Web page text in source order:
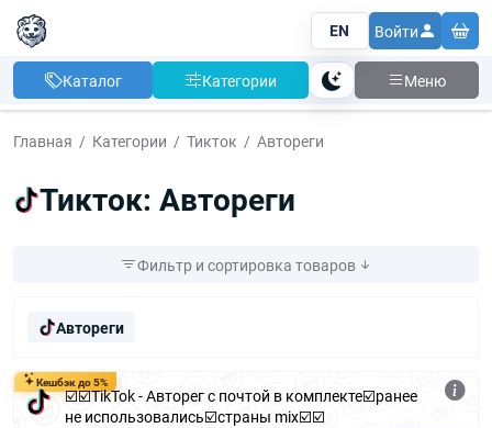
EN Войти
Каталог Категории Тема Меню
Главная Категории Тикток Автореги
Тикток: Автореги
Фильтр и сортировка товаров
От:
Товары нев наличии
Показывать
Автореги
Кешбэк до 5%
☑️☑️TikTok - Авторег с почтой в комплекте☑️ранее
не использовались☑️страны mix☑️☑️